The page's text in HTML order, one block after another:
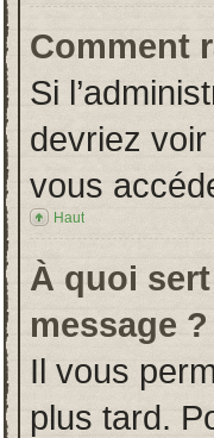
Comment
Si
devriez
vous
Haut
À quoi
message ?
Il vous
plus tard.